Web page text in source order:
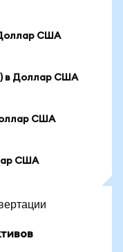
Доллар США
в Доллар США
США
США